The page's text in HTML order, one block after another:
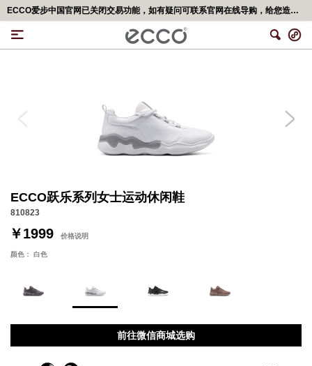
ECCO跃乐系列女士运动休闲鞋
810823
￥1999 价格说明
颜色： 白色
前往微信商城选购
小程序商城现已上线，微信搜索“ECCO爱步官网”，绑定享更多会员权益